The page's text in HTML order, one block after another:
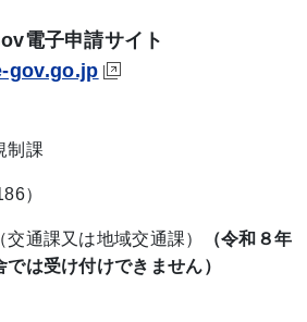
申請サイト
gov.go.jp
制課
）
交通課又は地域交通課）
（令和８年
は受け付けできません）